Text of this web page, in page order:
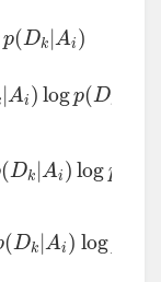
p(Dk |Ai )
|Ai ) logp(Dk
(Dk |Ai ) log p
(Dk |Ai ) log